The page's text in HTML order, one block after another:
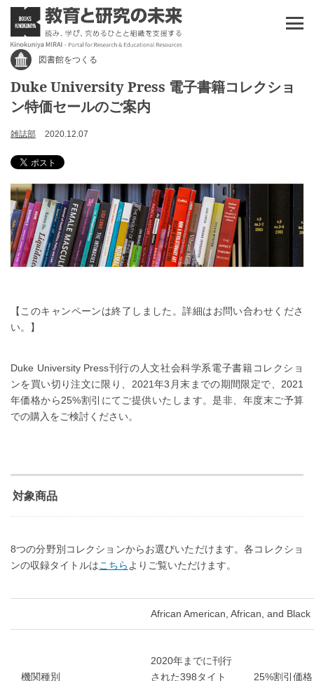
図書館をつくる
Duke University Press 電子書籍コレクショ
ン特価セールのご案内
雑誌部 2020.12.07
【このキャンペーンは終了しました。詳細はお問い合わせくださ
い。】
Duke University Press刊行の人文社会科学系電子書籍コレクショ
ンを買い切り注文に限り、2021年3月末までの期間限定で、2021
年価格から25%割引にてご提供いたします。是非、年度末ご予算
での購入をご検討ください。
対象商品
8つの分野別コレクションからお選びいただけます。各コレクショ
ンの収録タイトルはこちらよりご覧いただけます。
African American, African, and
機関種別
2020年までに刊行
された398タイト
25%割引価格